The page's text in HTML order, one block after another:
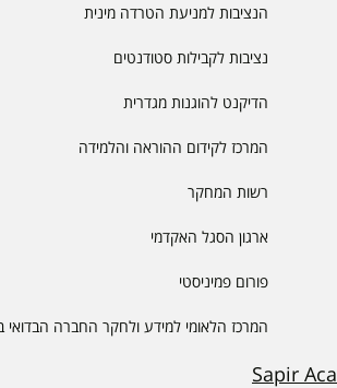
הנציבות למניעת הטרדה מינית
נציבות לקבילות סטודנטים
הדיקנט להוגנות מגדרית
המרכז לקידום ההוראה והלמידה
רשות המחקר
ארגון הסגל האקדמי
פורום פמיניסטי
המרכז הלאומי למידע ולחקר החברה הבדואי
Sapir